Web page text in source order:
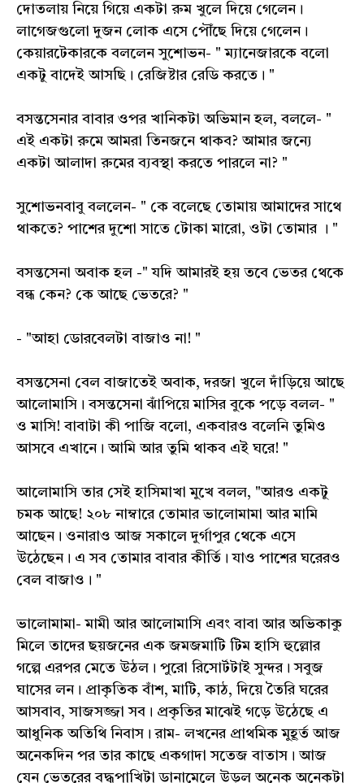
দোতলায় নিয়ে গিয়ে একটা রুম খুলে দিয়ে গেলেন।
লাগেজগুলো দুজন লোক এসে পৌঁছে দিয়ে গেলেন।
কেয়ারটেকারকে বললেন সুশোভন- " ম্যানেজারকে বলো
একটু বাদেই আসছি। রেজিষ্টার রেডি করতে। "
বসন্তসেনার বাবার ওপর খানিকটা অভিমান হল, বললে- "
এই একটা রুমে আমরা তিনজনে থাকব? আমার জন্যে
একটা আলাদা রুমের ব্যবস্থা করতে পারলে না? "
সুশোভনবাবু বললেন- " কে বলেছে তোমায় আমাদের সাথে
থাকতে? পাশের দুশো সাতে টোকা মারো, ওটা তোমার । "
বসন্তসেনা অবাক হল -" যদি আমারই হয় তবে ভেতর থেকে
বন্ধ কেন? কে আছে ভেতরে? "
- "আহা ডোরবেলটা বাজাও না! "
বসন্তসেনা বেল বাজাতেই অবাক, দরজা খুলে দাঁড়িয়ে আছে
আলোমাসি। বসন্তসেনা ঝাঁপিয়ে মাসির বুকে পড়ে বলল- "
ও মাসি! বাবাটা কী পাজি বলো, একবারও বলেনি তুমিও
আসবে এখানে। আমি আর তুমি থাকব এই ঘরে! "
আলোমাসি তার সেই হাসিমাখা মুখে বলল, "আরও একটু
চমক আছে! ২০৮ নাম্বারে তোমার ভালোমামা আর মামি
আছেন। ওনারাও আজ সকালে দুর্গাপুর থেকে এসে
উঠেছেন। এ সব তোমার বাবার কীর্তি। যাও পাশের ঘরেরও
বেল বাজাও। "
ভালোমামা- মামী আর আলোমাসি এবং বাবা আর অভিকাকু
মিলে তাদের ছয়জনের এক জমজমাটি টিম হাসি হুল্লোর
গল্পে এরপর মেতে উঠল। পুরো রিসোর্টটাই সুন্দর। সবুজ
ঘাসের লন। প্রাকৃতিক বাঁশ, মাটি, কাঠ, দিয়ে তৈরি ঘরের
আসবাব, সাজসজ্জা সব। প্রকৃতির মাঝেই গড়ে উঠেছে এ
আধুনিক অতিথি নিবাস। রাম- লখনের প্রাথমিক মুহূর্ত আজ
অনেকদিন পর তার কাছে একগাদা সতেজ বাতাস। আজ
যেন ভেতরের বদ্ধপাখিটা ডানামেলে উড়ল অনেক অনেকটা